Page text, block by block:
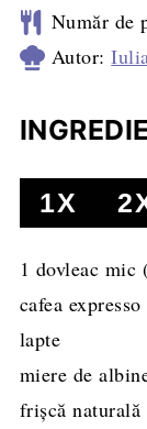
Număr
Autor:
1X
1 dovleac mic
cafea expresso
lapte
miere de
frișcă naturală